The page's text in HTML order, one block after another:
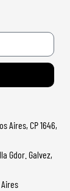
Aires, CP 1646,
Gdor. Galvez,